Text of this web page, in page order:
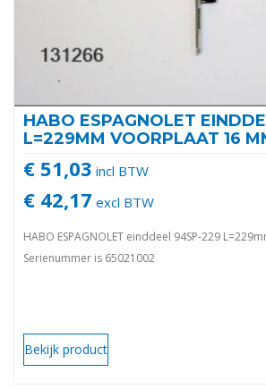
HABO ESPAGNOLET
L=229MM VOORPLAAT 16
€ 51,03 incl BTW
€ 42,17 excl BTW
HABO ESPAGNOLET einddeel 94SP-229
Serienummer is 65021002
Bekijk product